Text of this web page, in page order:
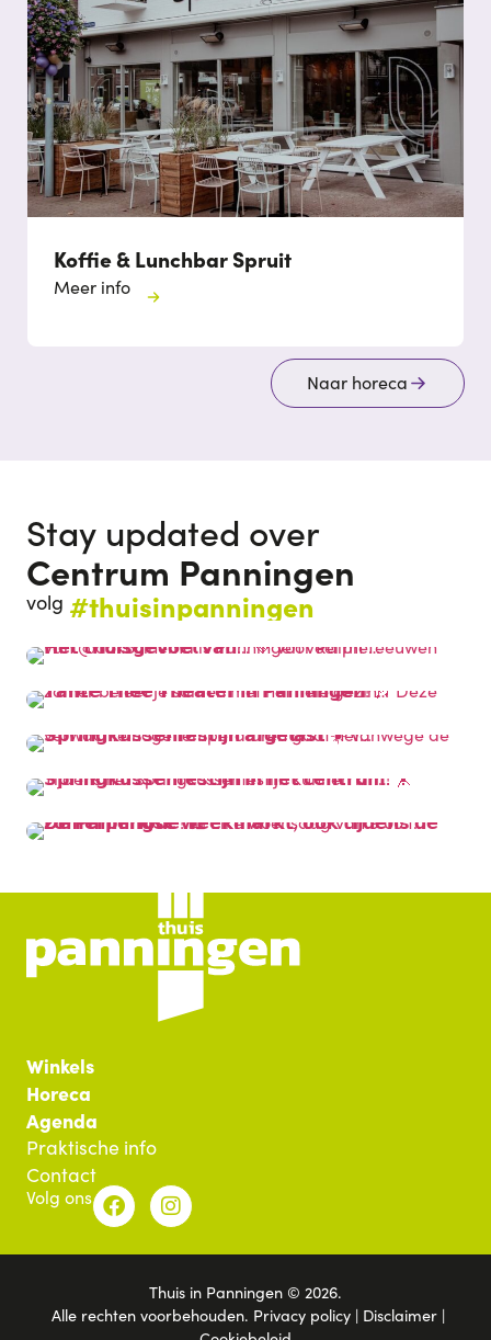
Koffie & Lunchbar Spruit
Meer info
Naar horeca
Stay updated over
Centrum Panningen
volg #thuisinpanningen
Winkels
Horeca
Agenda
Praktische info
Contact
Volg ons
Thuis in Panningen © 2026.
Alle rechten voorbehouden. Privacy policy| Disclaimer|